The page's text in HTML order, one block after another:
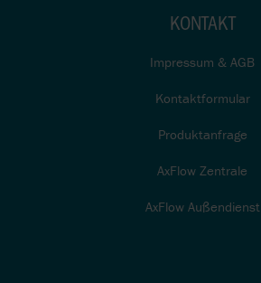
KONTAKT
Impressum & AGB
Kontaktformular
Produktanfrage
AxFlow Zentrale
AxFlow Außendienst